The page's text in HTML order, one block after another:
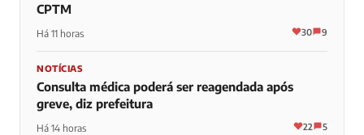
CPTM
Há 11 horas 30 9
NOTÍCIAS
Consulta médica poderá ser reagendada após
greve, diz prefeitura
Há 14 horas 22 5